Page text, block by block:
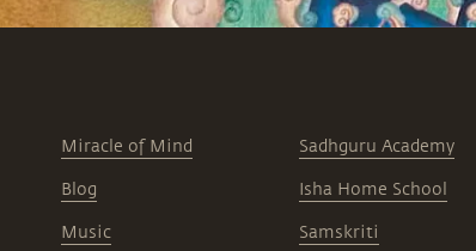
Miracle of Mind
Blog
Music
Sadhguru Academy
Isha Home School
Samskriti